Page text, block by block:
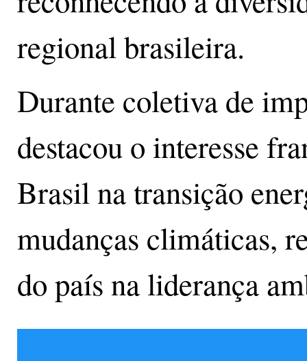
regional brasileira.
Durante coletiva de
destacou o interesse
Brasil na transição
mudanças climáticas,
do país na liderança